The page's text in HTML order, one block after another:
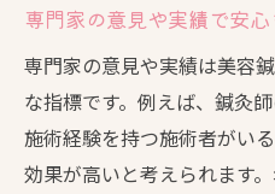
専門家の意見や実績で安
専門家の意見や実績は美容
な指標です。例えば、鍼灸
施術経験を持つ施術者がい
効果が高いと考えられます